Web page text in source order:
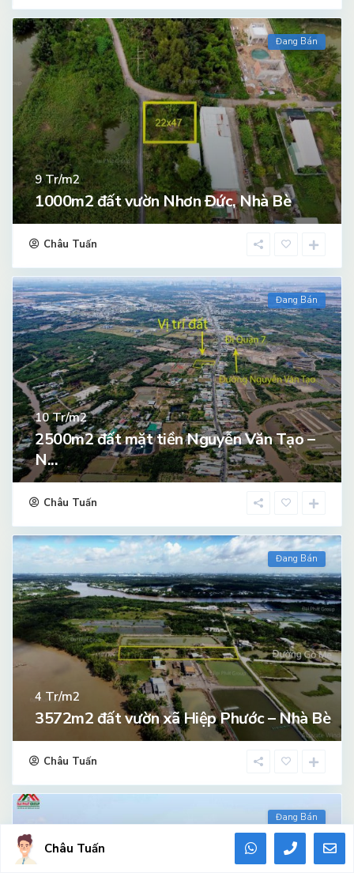
Đang Bán
9Tr/m2
1000m2 đất vườn Nhơn Đức, Nhà Bè
Châu Tuấn
Đang Bán
10Tr/m2
2500m2 đất mặt tiền Nguyễn Văn Tạo –
N...
Châu Tuấn
Đang Bán
4 Tr/m2
3572m2 đất vườn xã Hiệp Phước – Nhà Bè
Châu Tuấn
Đang Bán
Châu Tuấn